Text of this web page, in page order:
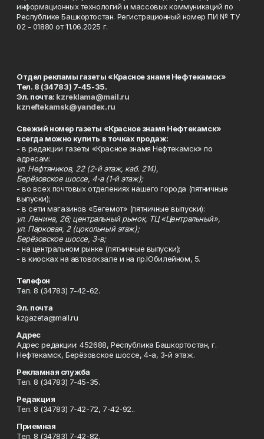
информационных технологий и массовых коммуникаций по
Республике Башкортостан. Регистрационный номер ПИ № ТУ
02 - 01880 от 11.06.2025 г.
Отдел рекламы газеты «Красное знамя Нефтекамск»
Тел. 8 (34783) 7-45-35.
Эл. почта: kzreklama@mail.ru
kzneftekamsk@yandex.ru
Свежий номер газеты «Красное знамя Нефтекамск»
всегда можно купить в точках продаж:
- в редакции газеты «Красное знамя Нефтекамск» по
адресам:
ул. Нефтяников, 22 (2-й этаж, каб. 214),
Берёзовское шоссе, 4-а (1-й этаж);
- во всех почтовых отделениях нашего города (пятничные
выпуски);
- в сети магазинов «Бегемот» (пятничные выпуски):
ул. Ленина, 26; центральный рынок, ТЦ «Центральный»,
ул. Парковая, 2 (цокольный этаж);
Берёзовское шоссе, 3-в;
- на центральном рынке (пятничные выпуски);
- в киосках на автовокзале и на пр.Юбилейном, 5.
Телефон
Тел. 8 (34783) 7-42-62.
Эл. почта
kzgazeta@mail.ru
Адрес
Адрес редакции: 452688, Республика Башкортостан, г.
Нефтекамск, Берёзовское шоссе, 4-а, 3-й этаж.
Рекламная служба
Тел. 8 (34783) 7-45-35.
Редакция
Тел. 8 (34783) 7-42-72, 7-42-92..
Приемная
Тел. 8 (34783) 7-42-82.